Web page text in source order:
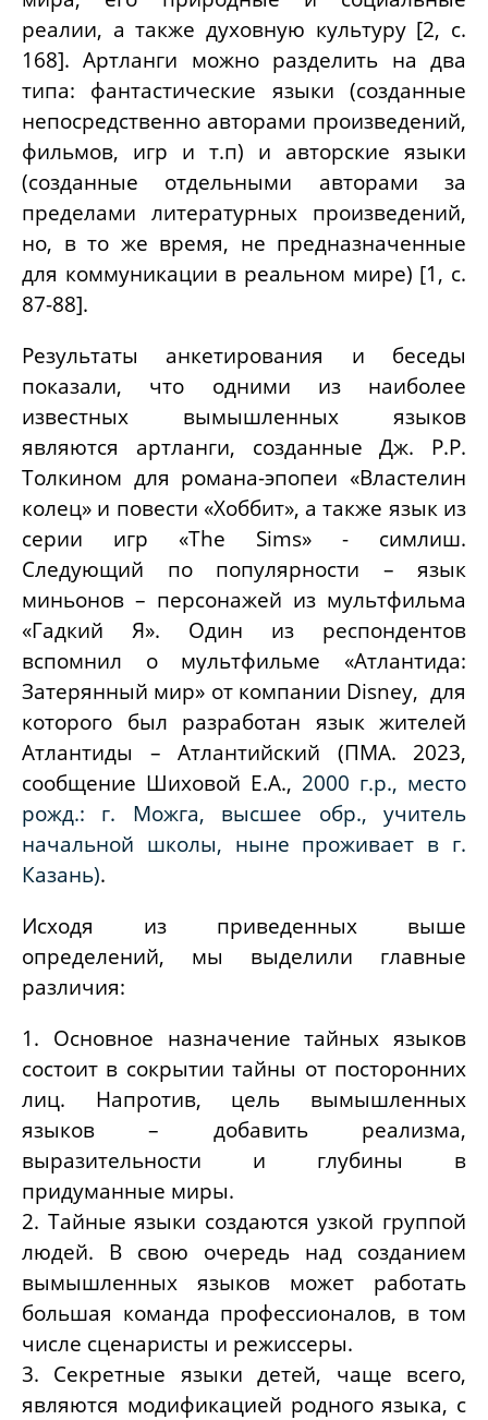
реалии, а также духовную культуру [2, с.
168]. Артланги можно разделить на два
типа: фантастические языки (созданные
непосредственно авторами произведений,
фильмов, игр и т.п) и авторские языки
(созданные отдельными авторами за
пределами литературных произведений,
но, в то же время, не предназначенные
для коммуникации в реальном мире) [1, с.
87-88].
Результаты анкетирования и беседы
показали, что одними из наиболее
известных вымышленных языков
являются артланги, созданные Дж. Р.Р.
Толкином для романа-эпопеи «Властелин
колец» и повести «Хоббит», а также язык из
серии игр «The Sims» - симлиш.
Следующий по популярности – язык
миньонов – персонажей из мультфильма
«Гадкий Я». Один из респондентов
вспомнил о мультфильме «Атлантида:
Затерянный мир» от компании Disney, для
которого был разработан язык жителей
Атлантиды – Атлантийский (ПМА. 2023,
сообщение Шиховой Е.А., 2000 г.р., место
рожд.: г. Можга, высшее обр., учитель
начальной школы, ныне проживает в г.
Казань).
Исходя из приведенных выше
определений, мы выделили главные
различия:
1. Основное назначение тайных языков
состоит в сокрытии тайны от посторонних
лиц. Напротив, цель вымышленных
языков – добавить реализма,
выразительности и глубины в
придуманные миры.
2. Тайные языки создаются узкой группой
людей. В свою очередь над созданием
вымышленных языков может работать
большая команда профессионалов, в том
числе сценаристы и режиссеры.
3. Секретные языки детей, чаще всего,
являются модификацией родного языка, с